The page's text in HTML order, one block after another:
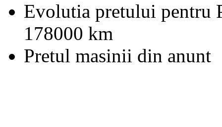
Evolutia pretului pentru
178000 km
Pretul masinii din anunt